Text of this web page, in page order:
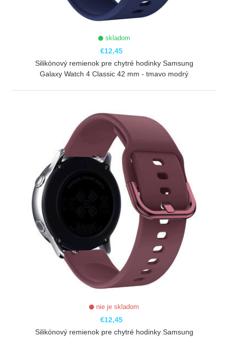
skladom
€12,45
Silikónový remienok pre chytré hodinky Samsung
Galaxy Watch 4 Classic 42 mm - tmavo modrý
nie je skladom
€12,45
Silikónový remienok pre chytré hodinky Samsung